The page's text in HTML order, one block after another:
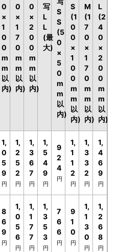
カートへ進む
0
×
1
0
0
m
m
以
内)
0
×
1
7
0
m
m
以
内)
0
×
2
0
0
m
m
以
内)
写
L
L
(最
大)
S
S
(5
0
×
5
0
m
m
以
内)
S
(1
0
0
×
1
0
0
m
m
以
内)
M
(1
7
0
×
1
7
0
m
m
以
内)
L
(2
4
0
×
2
0
0
m
m
以
内)
1,
0
5
9
円
1,
2
5
2
円
1,
3
6
7
円
1,
5
4
9
円
9
2
4
円
1,
1
1
2
円
1,
3
3
2
円
1,
4
6
9
円
8
6
9
円
1,
0
5
6
円
1,
1
7
7
円
1,
3
5
3
円
7
6
6
円
9
1
0
円
1,
1
3
0
円
1,
2
6
8
円